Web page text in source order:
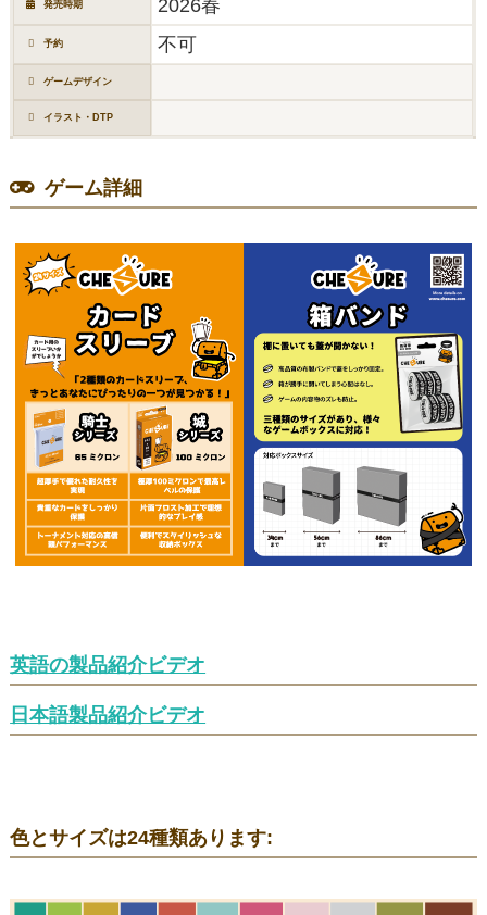
発売時期 2026春
予約 不可
ゲームデザイン
イラスト・DTP
ゲーム詳細
英語の製品紹介ビデオ
日本語製品紹介ビデオ
色とサイズは24種類あります: